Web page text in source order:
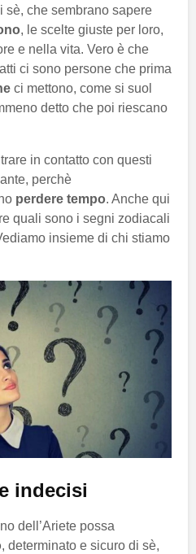
sè, che sembrano sapere
, le scelte giuste per loro,
e nella vita. Vero è che
ci sono persone che prima
ci mettono, come si suol
detto che poi riescano
in contatto con questi
perchè
perdere tempo. Anche qui
quali sono i segni zodiacali
insieme di chi stiamo
indecisi
dell’Ariete possa
, determinato e sicuro di sè,